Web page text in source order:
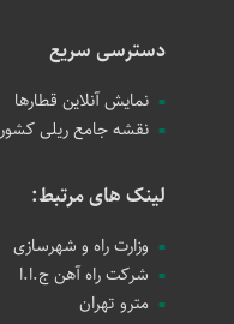
دسترسی سریع
نمایش آنلاین قطارها
نقشه جامع ریلی کشور
لینک های مرتبط:
وزارت راه و شهرسازی
شرکت راه آهن ج.ا.ا
مترو تهران